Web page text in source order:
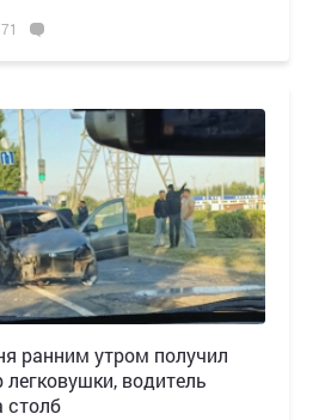
ранним утром получил
водитель
столб